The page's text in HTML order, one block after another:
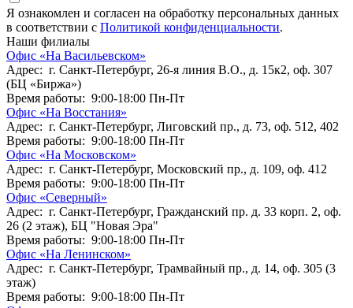
Я ознакомлен и согласен на обработку персональных данных
в соответствии с Политикой конфиденциальности.
Наши филиалы
Офис «На Васильевском»
Адрес: г. Санкт-Петербург, 26-я линия В.О., д. 15к2, оф. 307
(БЦ «Биржа»)
Время работы: 9:00-18:00 Пн-Пт
Офис «На Восстания»
Адрес: г. Санкт-Петербург, Лиговский пр., д. 73, оф. 512, 402
Время работы: 9:00-18:00 Пн-Пт
Офис «На Московском»
Адрес: г. Санкт-Петербург, Московский пр., д. 109, оф. 412
Время работы: 9:00-18:00 Пн-Пт
Офис «Северный»
Адрес: г. Санкт-Петербург, Гражданский пр. д. 33 корп. 2, оф.
26 (2 этаж), БЦ "Новая Эра"
Время работы: 9:00-18:00 Пн-Пт
Офис «На Ленинском»
Адрес: г. Санкт-Петербург, Трамвайный пр., д. 14, оф. 305 (3
этаж)
Время работы: 9:00-18:00 Пн-Пт